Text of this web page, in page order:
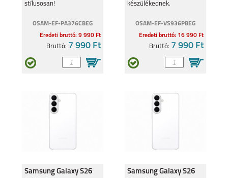
stílusosan!
OSAM-EF-PA376CBEG
Eredeti bruttó: 9 990 Ft
Bruttó: 7 990 Ft
készülékednek.
OSAM-EF-VS936PBEG
Eredeti bruttó: 16 990 Ft
Bruttó: 7 990 Ft
Samsung Galaxy S26
Samsung Galaxy S26